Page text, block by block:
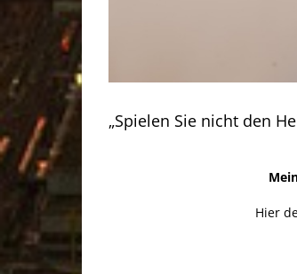
„Spielen Sie nicht den
Hier